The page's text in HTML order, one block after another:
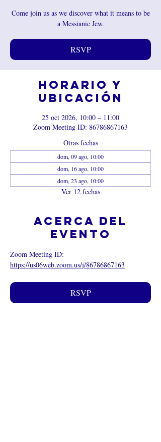
Come join us as we discover what it means to be
a Messianic Jew.
RSVP
Horario y
ubicación
25 oct 2026, 10:00 – 11:00
Zoom Meeting ID: 86786867163
Otras fechas
dom, 09 ago, 10:00
dom, 16 ago, 10:00
dom, 23 ago, 10:00
Ver 12 fechas
Acerca del
evento
Zoom Meeting ID:
https://us06web.zoom.us/j/86786867163
RSVP